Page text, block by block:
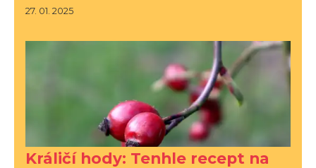
27. 01. 2025
Králičí hody: Tenhle recept na